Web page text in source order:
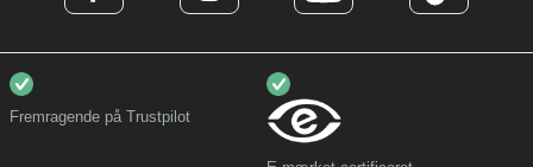
Fremragende på Trustpilot